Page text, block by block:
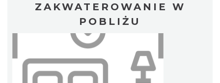
ZAKWATEROWANIE W
POBLIŻU